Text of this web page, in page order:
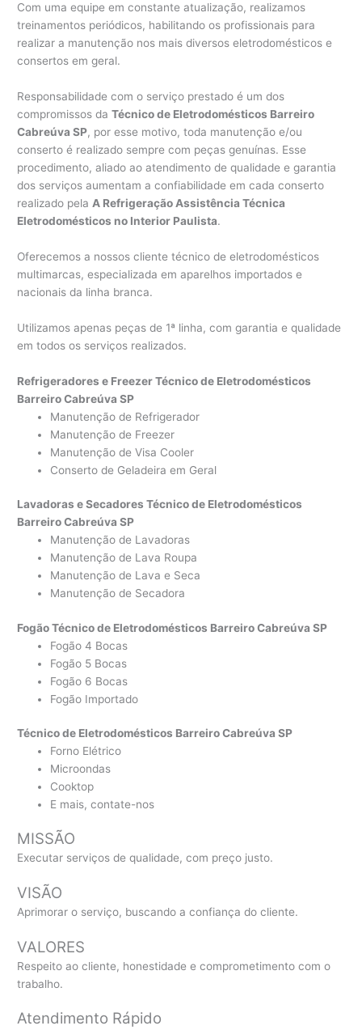
Com uma equipe em constante atualização, realizamos
treinamentos periódicos, habilitando os profissionais para
realizar a manutenção nos mais diversos eletrodomésticos e
consertos em geral.
Responsabilidade com o serviço prestado é um dos
compromissos daTécnico de Eletrodomésticos Barreiro
Cabreúva SP, por esse motivo, toda manutenção e/ou
conserto é realizado sempre com peças genuínas. Esse
procedimento, aliado ao atendimento de qualidade e garantia
dos serviços aumentam a confiabilidade em cada conserto
realizado pela A Refrigeração Assistência Técnica
Eletrodomésticos no Interior Paulista.
Oferecemos a nossos cliente técnico de eletrodomésticos
multimarcas, especializada em aparelhos importados e
nacionais da linha branca.
Utilizamos apenas peças de 1ª linha, com garantia e qualidade
em todos os serviços realizados.
Refrigeradores e Freezer Técnico de Eletrodomésticos
Barreiro Cabreúva SP
Manutenção de Refrigerador
Manutenção de Freezer
Manutenção de Visa Cooler
Conserto de Geladeira em Geral
Lavadoras e Secadores Técnico de Eletrodomésticos
Barreiro Cabreúva SP
Manutenção de Lavadoras
Manutenção de Lava Roupa
Manutenção de Lava e Seca
Manutenção de Secadora
Fogão Técnico de Eletrodomésticos Barreiro Cabreúva SP
Fogão 4 Bocas
Fogão 5 Bocas
Fogão 6 Bocas
Fogão Importado
Técnico de Eletrodomésticos Barreiro Cabreúva SP
Forno Elétrico
Microondas
Cooktop
E mais, contate-nos
MISSÃO
Executar serviços de qualidade, com preço justo.
VISÃO
Aprimorar o serviço, buscando a confiança do cliente.
VALORES
Respeito ao cliente, honestidade e comprometimento com o
trabalho.
Atendimento Rápido